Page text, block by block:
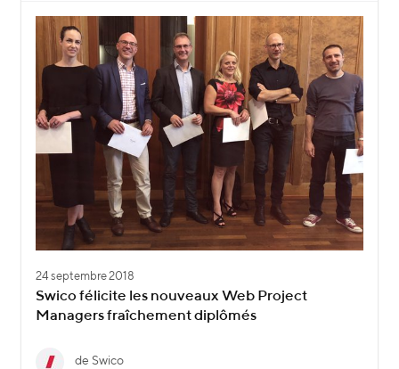
24 septembre 2018
Swico félicite les nouveaux Web Project
Managers fraîchement diplômés
de Swico